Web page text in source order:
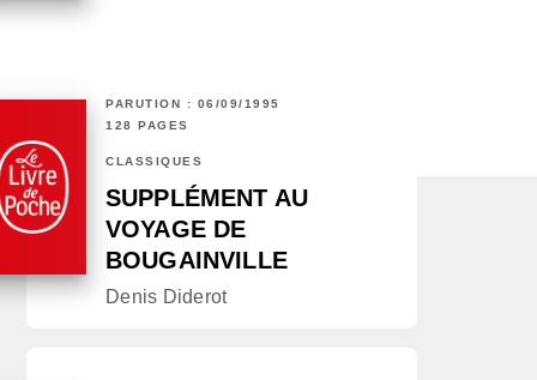
PARUTION : 06/09/1995
128 PAGES
CLASSIQUES
SUPPLÉMENT AU
VOYAGE DE
BOUGAINVILLE
Denis Diderot